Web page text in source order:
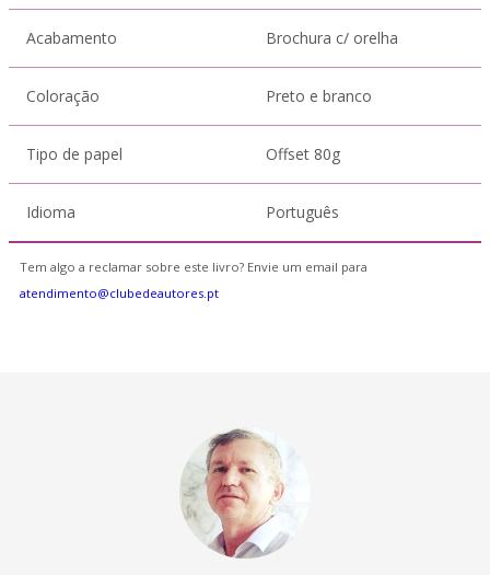
Acabamento Brochura c/ orelha
Coloração Preto e branco
Tipo de papel Offset 80g
Idioma Português
Tem algo a reclamar sobre este livro? Envie um email para
atendimento@clubedeautores.pt